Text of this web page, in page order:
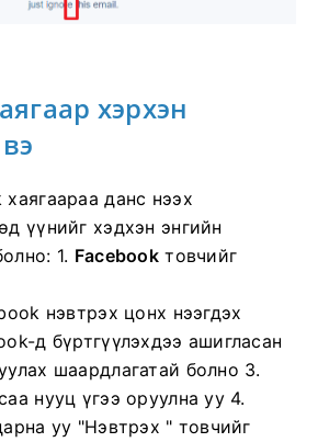
хэрхэн
данс нээх
үүнийг хэдхэн энгийн
1. Facebookтовчийг
нэвтрэх цонх нээгдэх
д бүртгүүлэхдээ ашигласан
шаардлагатай болно 3.
нууц үгээ оруулна уу 4.
уу "Нэвтрэх " товчийг